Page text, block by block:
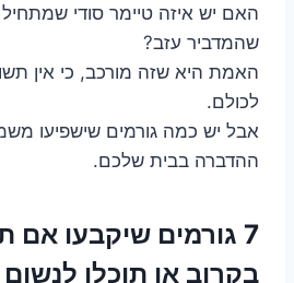
האם יש איזה טיימר סודי
שהמדביר עזב?
האמת היא שזה מורכב, כי אין
לכולם.
אבל יש כמה גורמים שישפיעו
ההדברה בבית שלכם.
7 גורמים שיקבעו אם
בקרוב או תוכלו